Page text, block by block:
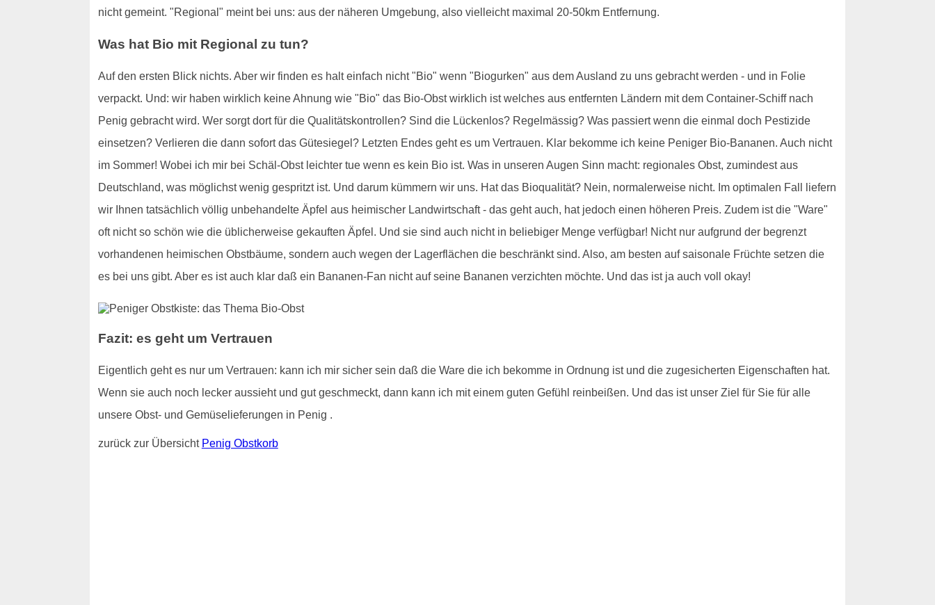
nicht gemeint. "Regional" meint bei uns: aus der näheren Umgebung, also vielleicht maximal 20-50km Entfernung.
Was hat Bio mit Regional zu tun?
Auf den ersten Blick nichts. Aber wir finden es halt einfach nicht "Bio" wenn "Biogurken" aus dem Ausland zu uns gebracht werden - und in Folie
verpackt. Und: wir haben wirklich keine Ahnung wie "Bio" das Bio-Obst wirklich ist welches aus entfernten Ländern mit dem Container-Schiff nach
Penig gebracht wird. Wer sorgt dort für die Qualitätskontrollen? Sind die Lückenlos? Regelmässig? Was passiert wenn die einmal doch Pestizide
einsetzen? Verlieren die dann sofort das Gütesiegel? Letzten Endes geht es um Vertrauen. Klar bekomme ich keine Peniger Bio-Bananen. Auch nicht
im Sommer! Wobei ich mir bei Schäl-Obst leichter tue wenn es kein Bio ist. Was in unseren Augen Sinn macht: regionales Obst, zumindest aus
Deutschland, was möglichst wenig gespritzt ist. Und darum kümmern wir uns. Hat das Bioqualität? Nein, normalerweise nicht. Im optimalen Fall liefern
wir Ihnen tatsächlich völlig unbehandelte Äpfel aus heimischer Landwirtschaft - das geht auch, hat jedoch einen höheren Preis. Zudem ist die "Ware"
oft nicht so schön wie die üblicherweise gekauften Äpfel. Und sie sind auch nicht in beliebiger Menge verfügbar! Nicht nur aufgrund der begrenzt
vorhandenen heimischen Obstbäume, sondern auch wegen der Lagerflächen die beschränkt sind. Also, am besten auf saisonale Früchte setzen die
es bei uns gibt. Aber es ist auch klar daß ein Bananen-Fan nicht auf seine Bananen verzichten möchte. Und das ist ja auch voll okay!
Fazit: es geht um Vertrauen
Eigentlich geht es nur um Vertrauen: kann ich mir sicher sein daß die Ware die ich bekomme in Ordnung ist und die zugesicherten Eigenschaften hat.
Wenn sie auch noch lecker aussieht und gut geschmeckt, dann kann ich mit einem guten Gefühl reinbeißen. Und das ist unser Ziel für Sie für alle
unsere Obst- und Gemüselieferungen in Penig .
zurück zur Übersicht Penig Obstkorb